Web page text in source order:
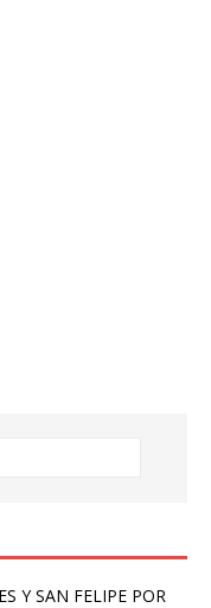
Y SAN FELIPE POR